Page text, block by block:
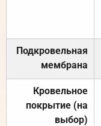
Подкровельная
мембрана
Кровельное
покрытие (на
выбор)